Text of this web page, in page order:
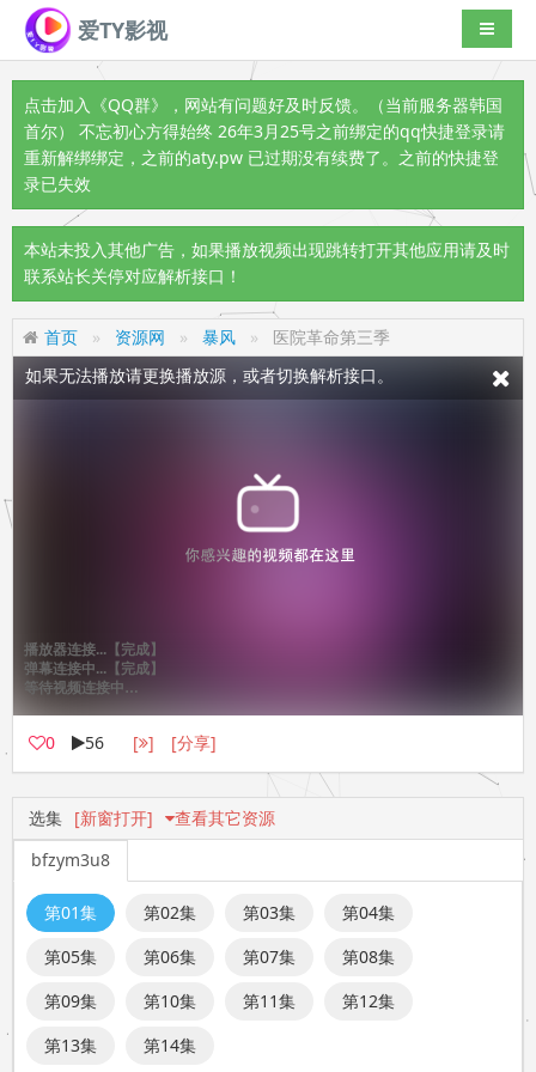
爱TY影视 导航切
点击加入《QQ群》
，网站有问题好及时反馈。（当前服务器韩国
首尔） 不忘初心方得始终 26年3月25号之前绑定的qq快捷登录请
重新解绑绑定，之前的aty.pw 已过期没有续费了。之前的快捷登
录已失效
本站未投入其他广告，如果播放视频出现跳转打开其他应用请及时
联系站长关停对应解析接口！
首页 资源网 暴风
医院革命第三季
如果无法播放请更换播放源，或者切换解析接口。
广告是开设在境外的非法诈骗网站，切勿
0 56 [ ] [分享]
选集 [新窗打开]
查看其它资源
bfzym3u8
第01集 第02集 第03集
第04集
第05集
第06集 第07集
第08集
第09集
第10集 第11集
第12集
第13集
第14集